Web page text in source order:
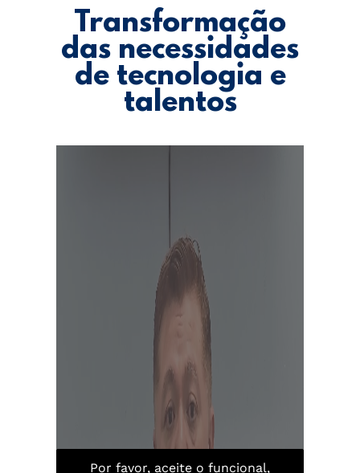
Transformação
das necessidades
de tecnologia e
talentos
Por favor, aceite o funcional,